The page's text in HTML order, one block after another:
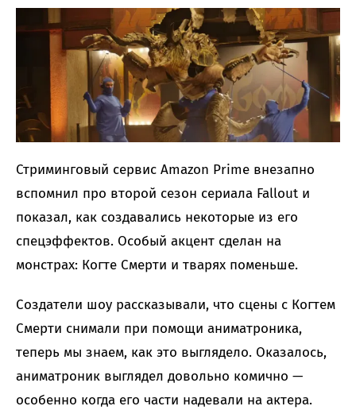
Стриминговый сервис Amazon Prime внезапно
вспомнил про второй сезон сериала Fallout и
показал, как создавались некоторые из его
спецэффектов. Особый акцент сделан на
монстрах: Когте Смерти и тварях поменьше.
Создатели шоу рассказывали, что сцены с Когтем
Смерти снимали при помощи аниматроника,
теперь мы знаем, как это выглядело. Оказалось,
аниматроник выглядел довольно комично —
особенно когда его части надевали на актера.